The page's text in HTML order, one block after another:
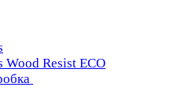
Wood Resist ECO